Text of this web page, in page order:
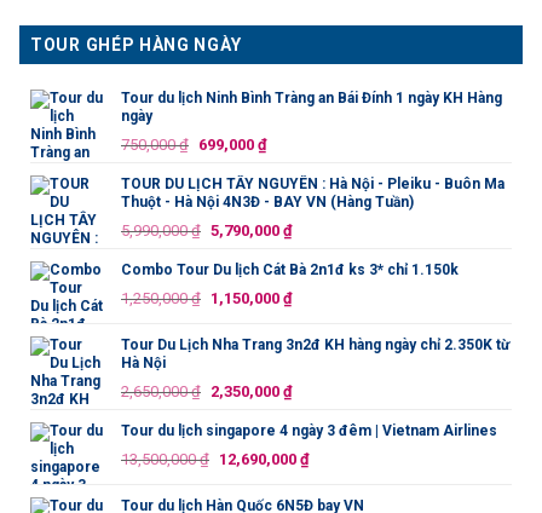
TOUR GHÉP HÀNG NGÀY
Tour du lịch Ninh Bình Tràng an Bái Đính 1 ngày KH Hàng
ngày
750,000₫ Giá
là:
750,000 ₫.
699,000 ₫Giá
tại
699,000 ₫.
TOUR DU LỊCH TÂY NGUYÊN : Hà Nội - Pleiku - Buôn Ma
Thuột - Hà Nội 4N3Đ - BAY VN (Hàng Tuần)
5,990,000₫ Giá
là:
5,990,000 ₫.
5,790,000 ₫Giá
tại
là:
Combo Tour Du lịch Cát Bà 2n1đ ks 3* chỉ 1.150k
1,250,000₫ Giá
là:
1,150,000 ₫Giá
tại
1,150,000 ₫.
Tour Du Lịch Nha Trang 3n2đ KH hàng ngày chỉ 2.350K từ
Hà Nội
2,650,000₫ Giá
là:
2,650,000 ₫.
2,350,000 ₫Giá
tại
là:
Tour du lịch singapore 4 ngày 3 đêm | Vietnam Airlines
13,500,000₫ Giá
là:
12,690,000 ₫Giá
tại
Tour du lịch Hàn Quốc 6N5Đ bay VN